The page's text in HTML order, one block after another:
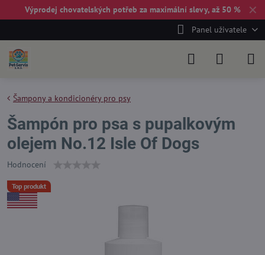
✕
Výprodej chovatelských potřeb za maximální slevy, až 50 %
Panel uživatele
Top produkt
Šampony a kondicionéry pro psy
Šampón pro psa s pupalkovým
olejem No.12 Isle Of Dogs
Hodnocení